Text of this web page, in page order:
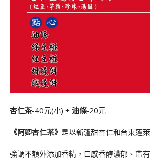
杏仁茶-40元(小) + 油條-20元
《阿卿杏仁茶》 是以新疆甜杏仁和台東蓬
強調不額外添加香精，口感香醇濃郁、帶